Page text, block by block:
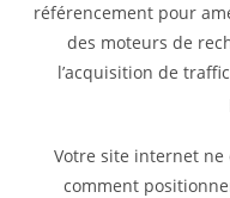
référencement pour
des moteurs de
l’acquisition de
Votre site internet ne
comment